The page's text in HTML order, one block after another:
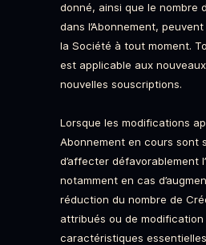
donné, ainsi que le nombre
dans l’Abonnement,
la Société à tout moment.
est applicable aux
nouvelles souscriptions.
Lorsque les modifications
Abonnement en cours sont
d’affecter défavorablement
notamment en cas
réduction du nombre de
attribués ou de
caractéristiques essentielles